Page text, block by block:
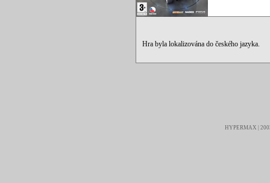
Hra byla lokalizována do českého jazyka.
HYPERMAX |